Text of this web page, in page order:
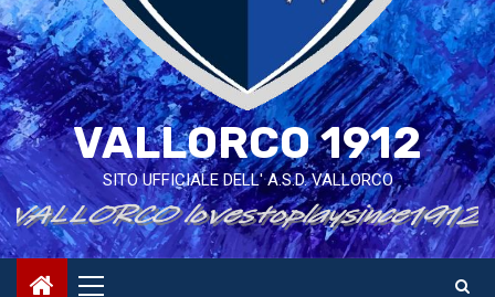
VALLORCO 1912
SITO UFFICIALE DELL' A.S.D. VALLORCO